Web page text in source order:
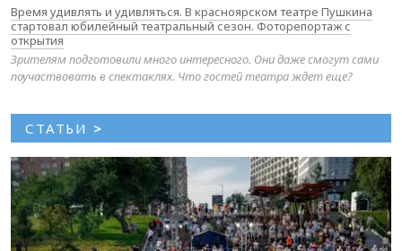
Время удивлять и удивляться. В красноярском театре Пушкина
стартовал юбилейный театральный сезон. Фоторепортаж с
открытия
Зрителям подготовили много интересного. Они даже смогут сами
поучаствовать в спектаклях. Что гостей театра ждет еще?
СТАТЬИ >